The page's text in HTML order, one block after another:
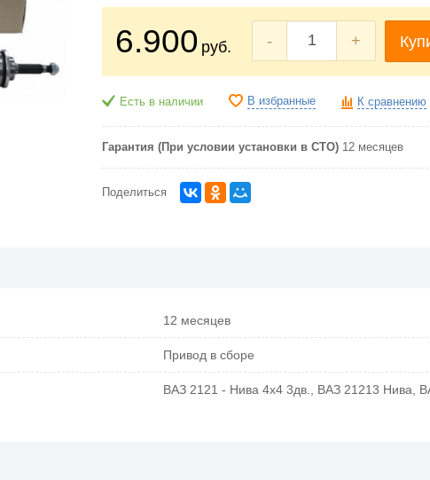
6.900 руб. - +
Есть в наличии В избранные К сравнению
Гарантия (При условии установки в СТО) 12 месяцев
Поделиться
12 месяцев
Привод в сборе
ВАЗ 2121 - Нива 4х4 3дв., ВАЗ 21213 Нива,